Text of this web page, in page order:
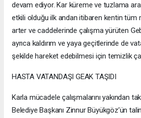
devam ediyor. Kar küreme ve tuzlama
etkili olduğu ilk andan itibaren kentin tüm
arter ve caddelerinde çalışma yürüten
ayrıca kaldırım ve yaya geçitlerinde de
şekilde hareket edebilmesi için temizlik
HASTA VATANDAŞI GEAK TAŞIDI
Karla mücadele çalışmalarını yakından
Belediye Başkanı Zinnur Büyükgöz’ün